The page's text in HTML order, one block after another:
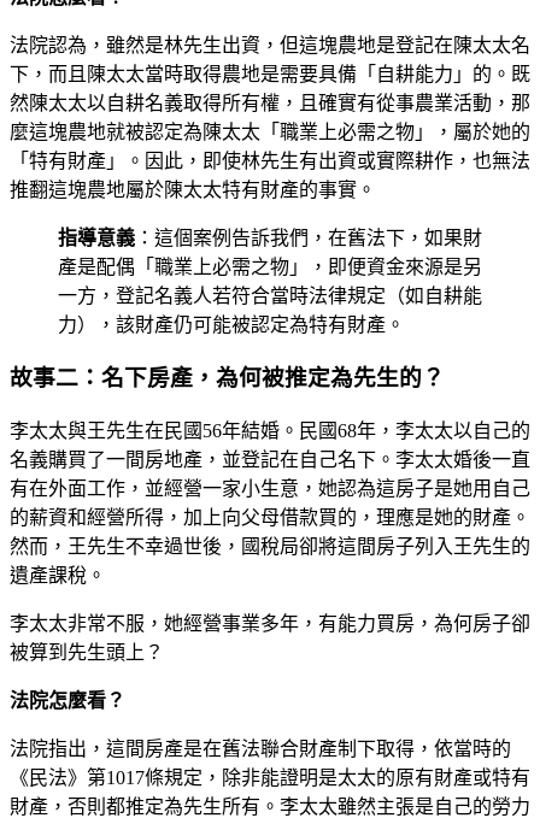
法院認為，雖然是林先生出資，但這塊農地是登記在陳太太名
下，而且陳太太當時取得農地是需要具備「自耕能力」的。既
然陳太太以自耕名義取得所有權，且確實有從事農業活動，那
麼這塊農地就被認定為陳太太「職業上必需之物」，屬於她的
「特有財產」。因此，即使林先生有出資或實際耕作，也無法
推翻這塊農地屬於陳太太特有財產的事實。
指導意義 ：這個案例告訴我們，在舊法下，如果財
產是配偶「職業上必需之物」，即便資金來源是另
一方，登記名義人若符合當時法律規定（如自耕能
力），該財產仍可能被認定為特有財產。
故事二：名下房產，為何被推定為先生的？
李太太與王先生在民國56年結婚。民國68年，李太太以自己的
名義購買了一間房地產，並登記在自己名下。李太太婚後一直
有在外面工作，並經營一家小生意，她認為這房子是她用自己
的薪資和經營所得，加上向父母借款買的，理應是她的財產。
然而，王先生不幸過世後，國稅局卻將這間房子列入王先生的
遺產課稅。
李太太非常不服，她經營事業多年，有能力買房，為何房子卻
被算到先生頭上？
法院怎麼看？
法院指出，這間房產是在舊法聯合財產制下取得，依當時的
《民法》第1017條規定，除非能證明是太太的原有財產或特有
財產，否則都推定為先生所有。李太太雖然主張是自己的勞力